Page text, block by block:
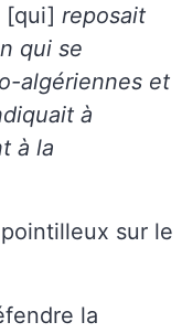
[qui] reposait
qui se
algériennes et
à
à la
sur le
la